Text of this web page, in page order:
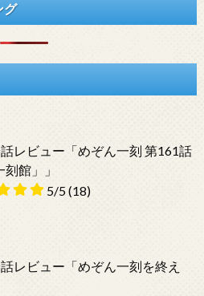
グ
レビュー「めぞん一刻 第161話
刻館」」
5/5(18)
レビュー「めぞん一刻を終え